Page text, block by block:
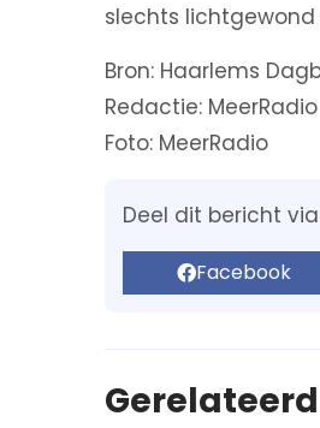
slechts
Bron: Haarlems
Redactie: MeerRadio
Foto: MeerRadio
Deel dit bericht
Facebook